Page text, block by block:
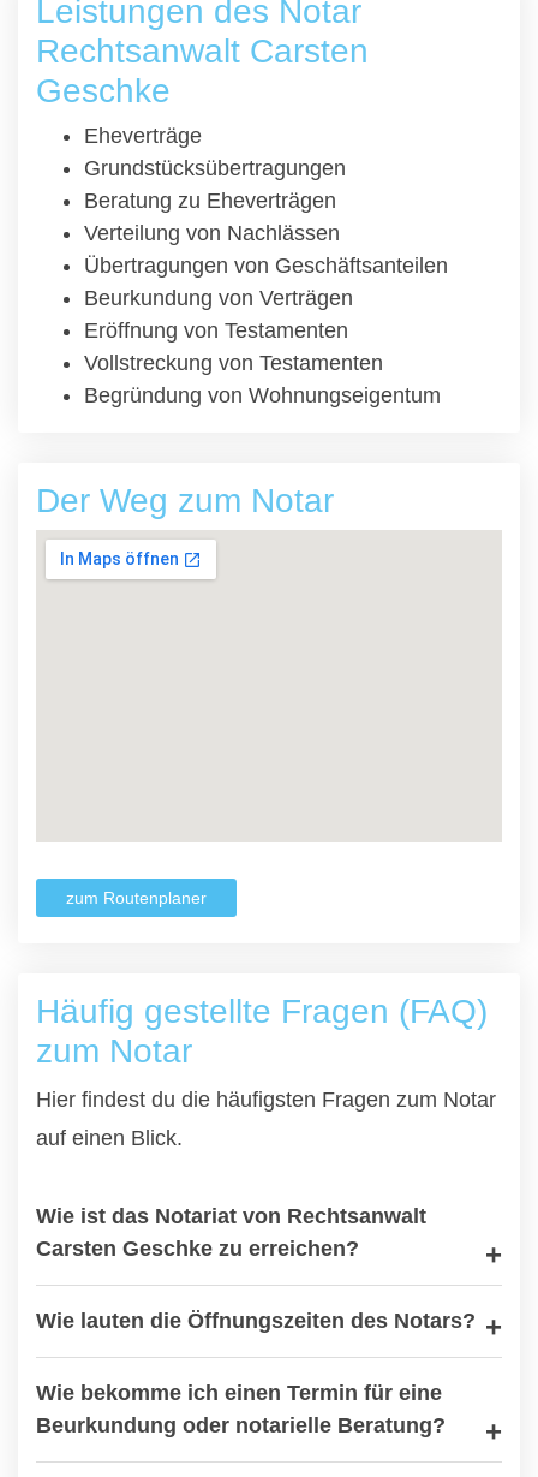
Leistungen des Notar
Rechtsanwalt Carsten
Geschke
Eheverträge
Grundstücksübertragungen
Beratung zu Eheverträgen
Verteilung von Nachlässen
Übertragungen von Geschäftsanteilen
Beurkundung von Verträgen
Eröffnung von Testamenten
Vollstreckung von Testamenten
Begründung von Wohnungseigentum
Der Weg zum Notar
zum Routenplaner
Häufig gestellte Fragen (FAQ)
zum Notar
Hier findest du die häufigsten Fragen zum Notar
auf einen Blick.
Wie ist das Notariat von Rechtsanwalt
Carsten Geschke zu erreichen?
Wie lauten die Öffnungszeiten des Notars?
Wie bekomme ich einen Termin für eine
Beurkundung oder notarielle Beratung?